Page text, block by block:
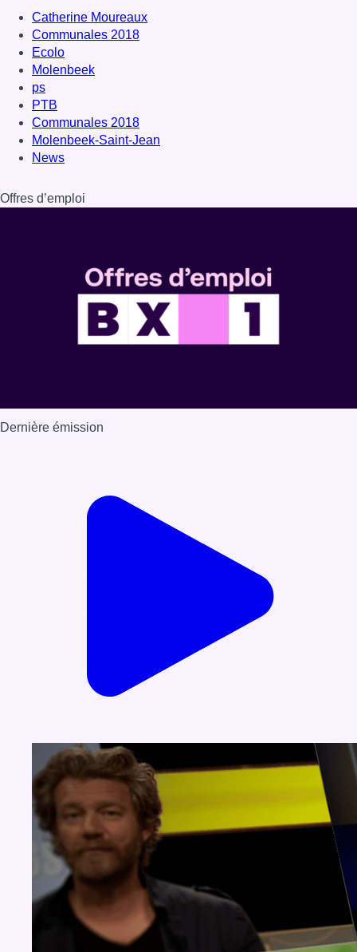
Catherine Moureaux
Communales 2018
Ecolo
Molenbeek
ps
PTB
Communales 2018
Molenbeek-Saint-Jean
News
Offres d’emploi
Dernière émission